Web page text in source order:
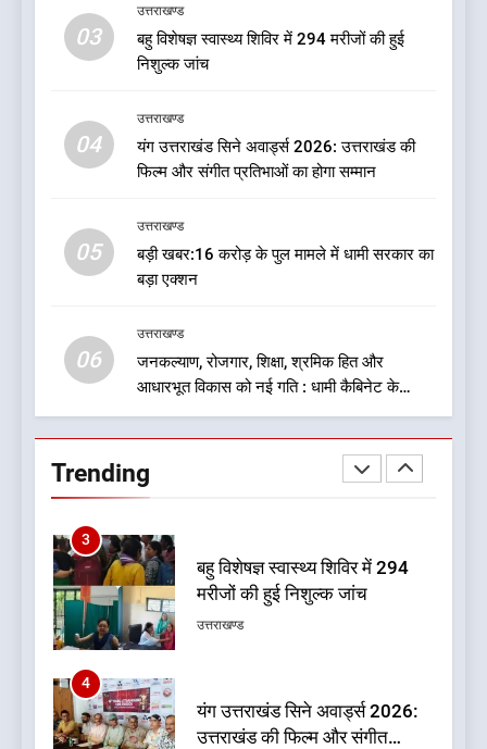
03
उत्तराखण्ड
बहु विशेषज्ञ स्वास्थ्य शिविर में 294 मरीजों की हुई
निशुल्क जांच
04
उत्तराखण्ड
यंग उत्तराखंड सिने अवार्ड्स 2026: उत्तराखंड की
फिल्म और संगीत प्रतिभाओं का होगा सम्मान
05
उत्तराखण्ड
बड़ी खबर:16 करोड़ के पुल मामले में धामी सरकार का
बड़ा एक्शन
06
उत्तराखण्ड
जनकल्याण, रोजगार, शिक्षा, श्रमिक हित और
आधारभूत विकास को नई गति : धामी कैबिनेट के
ऐतिहासिक फैसले
Trending
अध्यक्ष? राजनीति के गलियारों में
सुगबुगाहट तेज
उत्तराखण्ड
दुखद खबर:उत्तराखंड में मौत की खाई
में समाया पूरा परिवार, पांच की दर्दनाक
1
एचएनबी गढ़वाल विश्वविद्यालय में ‘हर
कल्याण समिति की वेबसाइट एवं
क्षत्रिय जागरण स्मारिका का किया
3
बहु विशेषज्ञ स्वास्थ्य शिविर में 294
मरीजों की हुई निशुल्क जांच
उत्तराखण्ड
4
यंग उत्तराखंड सिने अवार्ड्स 2026:
उत्तराखंड की फिल्म और संगीत